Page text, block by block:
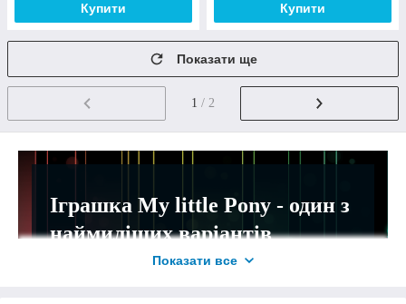
Купити Купити
Показати ще
1 / 2
Іграшка My little Pony - один з
наймиліших варіантів
подарунка для маленької
Показати все